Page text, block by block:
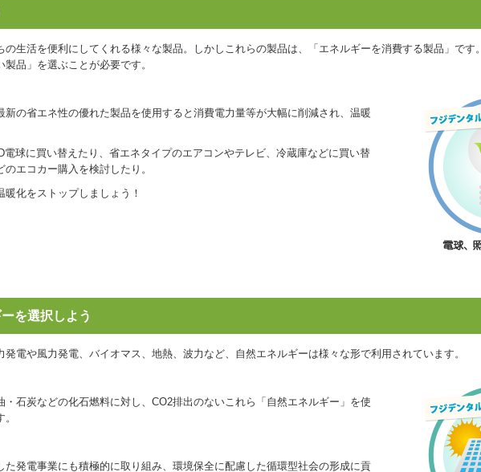
生活を便利にしてくれる様々な製品。しかしこれらの製品は、「エネルギーを消費する製品」です。
品」を選ぶことが必要です。
の省エネ性の優れた製品を使用すると消費電力量等が大幅に削減され、温暖
球に買い替えたり、省エネタイプのエアコンやテレビ、冷蔵庫などに買い替
エコカー購入を検討したり。
暖化をストップしましょう！
を選択しよう
電や風力発電、バイオマス、地熱、波力など、自然エネルギーは様々な形で利用されています。
石炭などの化石燃料に対し、CO2排出のないこれら「自然エネルギー」を使
発電事業にも積極的に取り組み、環境保全に配慮した循環型社会の形成に貢